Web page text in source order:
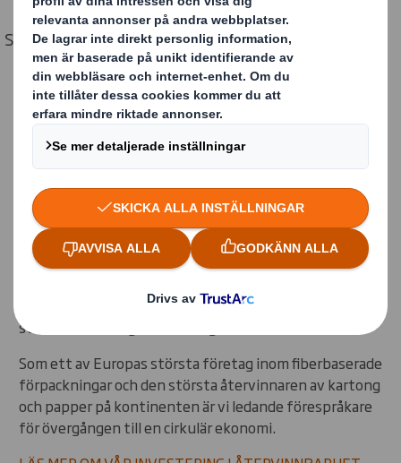
Så här kan vi hjälpa dig.
Återvinning i praktiken
Med de nya PPWR-reglerna måste all förpackning som
släpps ut på marknaden vara återvinningsbar senast
2030.
Genom att samarbeta med DS Smith och välja
ett material som är cirkulärt till sin natur och redan i
stor utsträckning återvinningsbart.
Som ett av Europas största företag inom fiberbaserade
förpackningar och den största återvinnaren av kartong
och papper på kontinenten är vi ledande förespråkare
för övergången till en cirkulär ekonomi.